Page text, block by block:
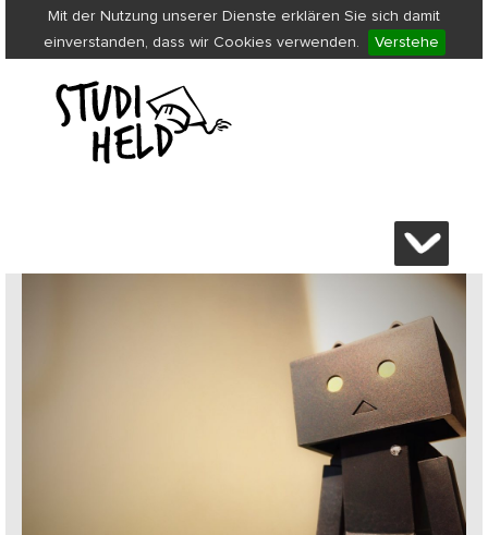
Mit der Nutzung unserer Dienste erklären Sie sich damit
einverstanden, dass wir Cookies verwenden.
Verstehe